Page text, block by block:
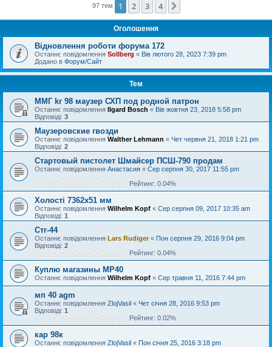
97 тем 1 2 3 4
Оголошення
Відновлення роботи форума 172
Останнє повідомлення Sollberg « Вів лютого 28, 2023 7:39 pm
Додано в Форум/Сайт
Тем
ММГ kr 98 маузер СХП под родной патрон
Останнє повідомлення Ilgard Bosch « Вів жовтня 23, 2018 5:58 pm
Відповіді: 3
Маузеровские гвозди
Останнє повідомлення Walther Lehmann « Чет червня 21, 2018 1:21 pm
Відповіді: 2
Стартовый пистолет Шмайсер ПСШ-790 продам
Останнє повідомлення Анастасия « Сер серпня 30, 2017 11:55 pm
Рейтинг: 0.04%
Холості 7362х51 мм
Останнє повідомлення Wilhelm Kopf « Сер серпня 09, 2017 10:35 am
Відповіді: 1
Стг-44
Останнє повідомлення Lars Rudiger« Пон серпня 29, 2016 9:04 pm
Відповіді: 2
Рейтинг: 0.04%
Куплю магазины МР40
Останнє повідомлення Wilhelm Kopf « Сер травня 11, 2016 7:44 pm
мп 40 agm
Останнє повідомлення ZlojVasil « Чет січня 28, 2016 9:53 pm
Відповіді: 1
Рейтинг: 0.02%
кар 98к
Останнє повідомлення ZlojVasil « Пон січня 25, 2016 3:18 pm